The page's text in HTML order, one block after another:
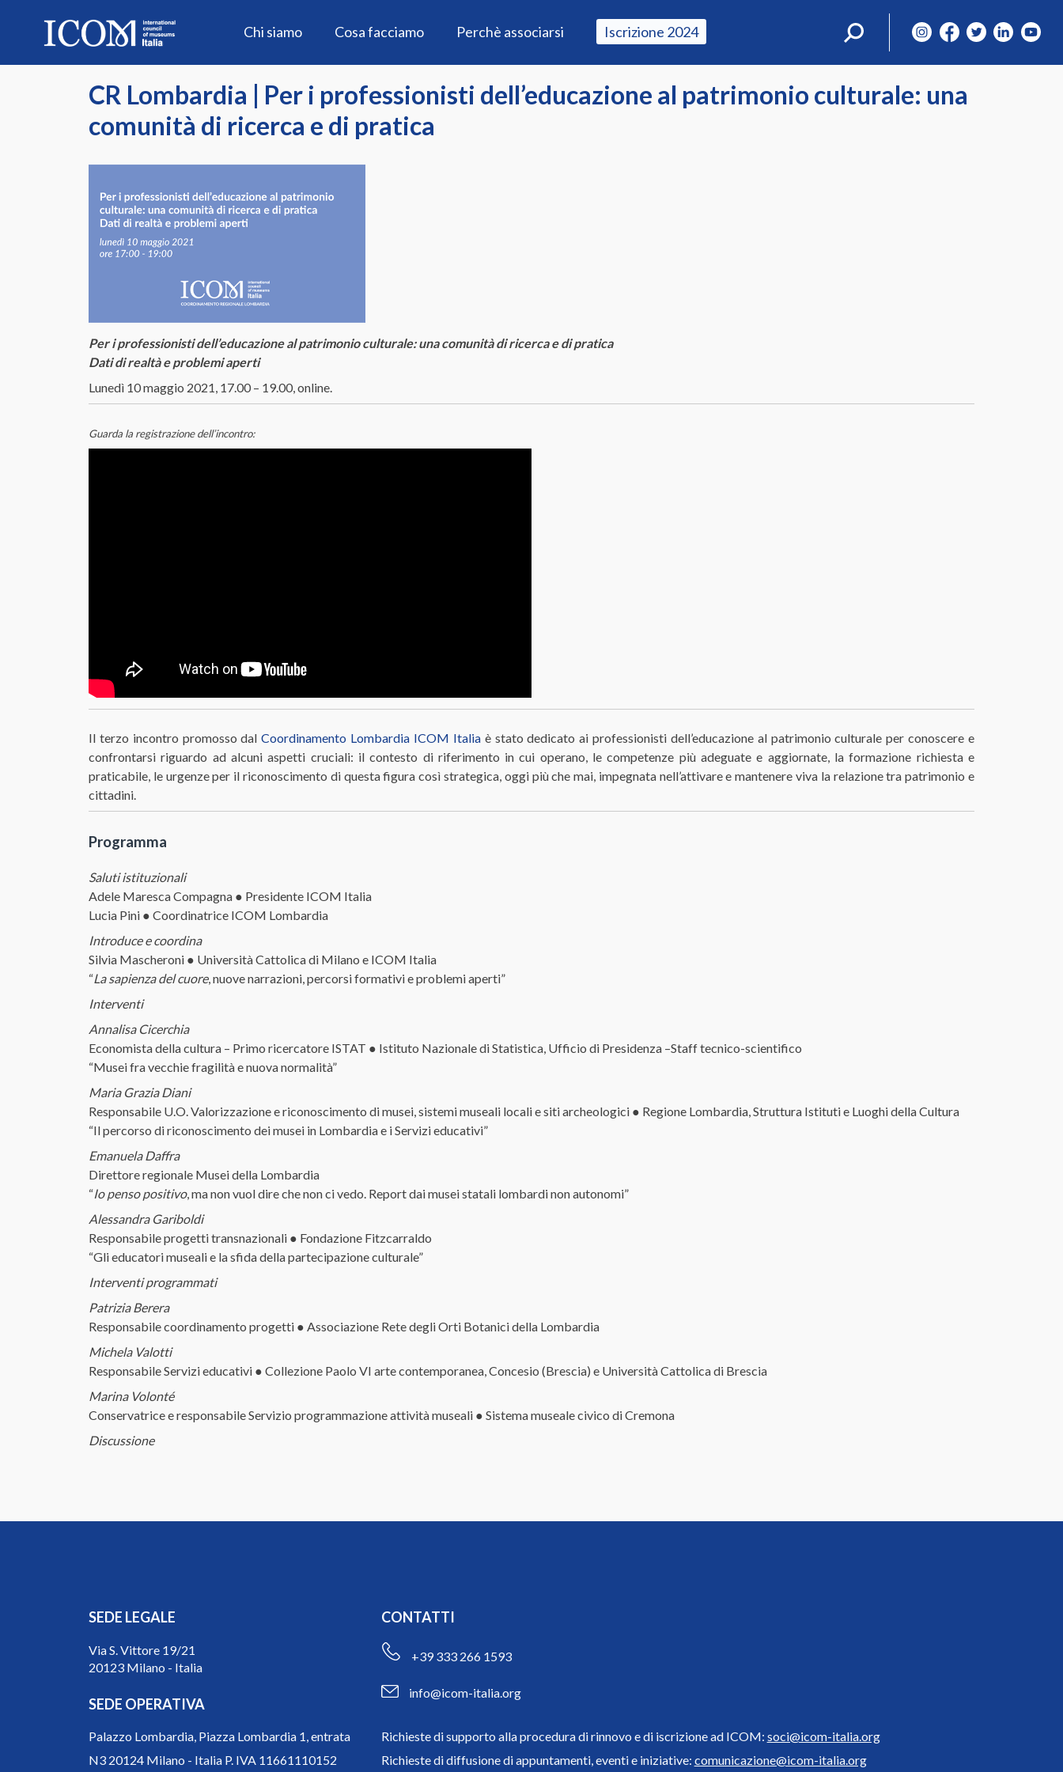
Chi siamo Cosa facciamo Perchè associarsi Iscrizione 2024
Ricerca
CR Lombardia | Per i professionisti dell’educazione al patrimonio culturale: una
comunità di ricerca e di pratica
Per i professionisti dell’educazione al patrimonio culturale: una comunità di ricerca e di pratica
Dati di realtà e problemi aperti
Lunedì 10 maggio 2021, 17.00 – 19.00, online.
Guarda la registrazione dell’incontro:
Il terzo incontro promosso dalCoordinamento Lombardia ICOM Italiaè stato dedicato ai professionisti dell’educazione al patrimonio culturale per conoscere e
confrontarsi riguardo ad alcuni aspetti cruciali: il contesto di riferimento in cui operano, le competenze più adeguate e aggiornate, la formazione richiesta e
praticabile, le urgenze per il riconoscimento di questa figura così strategica, oggi più che mai, impegnata nell’attivare e mantenere viva la relazione tra patrimonio e
cittadini.
Programma
Saluti istituzionali
Adele Maresca Compagna ● Presidente ICOM Italia
Lucia Pini ● Coordinatrice ICOM Lombardia
Introduce e coordina
Silvia Mascheroni ● Università Cattolica di Milano e ICOM Italia
“La sapienza del cuore, nuove narrazioni, percorsi formativi e problemi aperti”
Interventi
Annalisa Cicerchia
Economista della cultura – Primo ricercatore ISTAT ● Istituto Nazionale di Statistica, Ufficio di Presidenza ­–Staff tecnico-scientifico
“Musei fra vecchie fragilità e nuova normalità”
Maria Grazia Diani
Responsabile U.O. Valorizzazione e riconoscimento di musei, sistemi museali locali e siti archeologici ● Regione Lombardia, Struttura Istituti e Luoghi della Cultura
“Il percorso di riconoscimento dei musei in Lombardia e i Servizi educativi”
Emanuela Daffra
Direttore regionale Musei della Lombardia
“Io penso positivo, ma non vuol dire che non ci vedo. Report dai musei statali lombardi non autonomi”
Alessandra Gariboldi
Responsabile progetti transnazionali ● Fondazione Fitzcarraldo
“Gli educatori museali e la sfida della partecipazione culturale”
Interventi programmati
Patrizia Berera
Responsabile coordinamento progetti ● Associazione Rete degli Orti Botanici della Lombardia
Michela Valotti
Responsabile Servizi educativi ● Collezione Paolo VI arte contemporanea, Concesio (Brescia) e Università Cattolica di Brescia
Marina Volonté
Conservatrice e responsabile Servizio programmazione attività museali ● Sistema museale civico di Cremona
Discussione
SEDE LEGALE
Via S. Vittore 19/21
20123 Milano - Italia
SEDE OPERATIVA
CONTATTI
+39 333 266 1593
info@icom-italia.org
Palazzo Lombardia, Piazza Lombardia 1, entrata
N3 20124 Milano - Italia P. IVA 11661110152
Richieste di supporto alla procedura di rinnovo e di iscrizione ad ICOM: soci@icom-italia.org
Richieste di diffusione di appuntamenti, eventi e iniziative: comunicazione@icom-italia.org